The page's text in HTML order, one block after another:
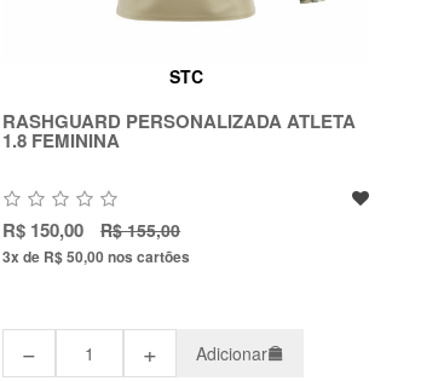
STC
RASHGUARD PERSONALIZADA ATLETA
1.8 FEMININA
R$ 150,00 R$ 155,00
3x de R$ 50,00nos cartões
− + Adicionar